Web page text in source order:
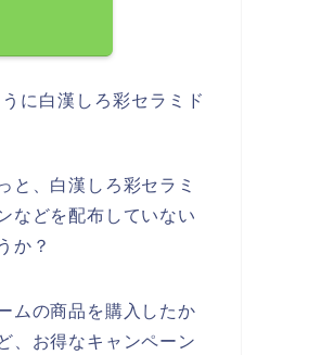
に白漢しろ彩セラミド
と、白漢しろ彩セラミ
などを配布していない
か？
ムの商品を購入したか
、お得なキャンペーン